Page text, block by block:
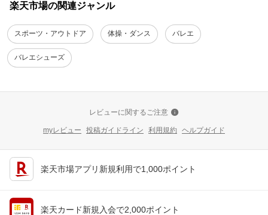
楽天市場の関連ジャンル
スポーツ・アウトドア 体操・ダンス バレエ
バレエシューズ
レビューに関するご注意
myレビュー 投稿ガイドライン 利用規約 ヘルプガイド
楽天市場アプリ新規利用で1,000ポイント
楽天カード新規入会で2,000ポイント